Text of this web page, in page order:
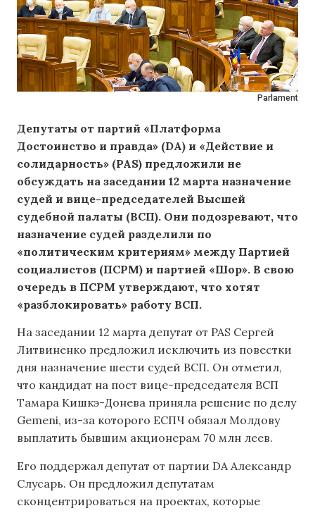
Parlament
Депутаты от партий «Платформа
Достоинство и правда» (DA) и «Действие и
солидарность» (PAS) предложили не
обсуждать на заседании 12 марта назначение
судей и вице-председателей Высшей
судебной палаты (ВСП). Они подозревают, что
назначение судей разделили по
«политическим критериям» между Партией
социалистов (ПСРМ) и партией «Шор». В свою
очередь в ПСРМ утверждают, что хотят
«разблокировать» работу ВСП.
На заседании 12 марта депутат от PAS Сергей
Литвиненко предложил исключить из повестки
дня назначение шести судей ВСП. Он отметил,
что кандидат на пост вице-председателя ВСП
Тамара Кишкэ-Донева приняла решение по делу
Gemeni, из-за которого ЕСПЧ обязал Молдову
выплатить бывшим акционерам 70 млн леев.
Его поддержал депутат от партии DA Александр
Слусарь. Он предложил депутатам
сконцентрироваться на проектах, которые